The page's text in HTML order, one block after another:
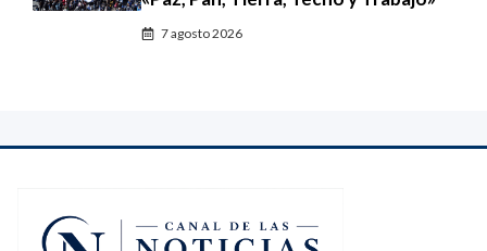
7 agosto 2026